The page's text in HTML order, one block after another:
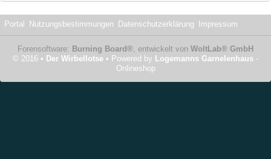
Portal Nutzungsbestimmungen Datenschutzerklärung Impressum
Forensoftware: Burning Board®, entwickelt von WoltLab® GmbH
© 2016 • Der Wirbellotse • Powered by Logemanns Garnelenhaus -
Onlineshop